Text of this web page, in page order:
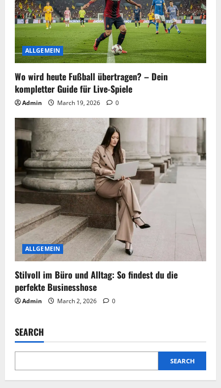
ALLGEMEIN
Wo wird heute Fußball übertragen? – Dein
kompletter Guide für Live-Spiele
Admin March 19, 2026 0
ALLGEMEIN
Stilvoll im Büro und Alltag: So findest du die
perfekte Businesshose
Admin March 2, 2026 0
SEARCH
SEARCH